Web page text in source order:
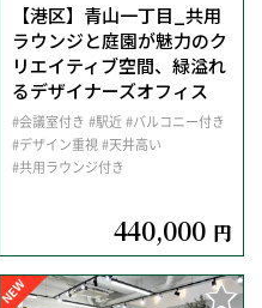
【港区】青山一丁目_共用
ラウンジと庭園が魅力のク
リエイティブ空間、緑溢れ
るデザイナーズオフィス
#会議室付き #駅近 #バルコニー付き
#デザイン重視#天井高い
#共用ラウンジ付き
440,000 円
NEW